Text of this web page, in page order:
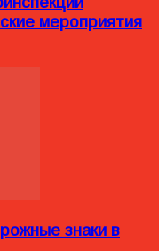
мероприятия
знаки в